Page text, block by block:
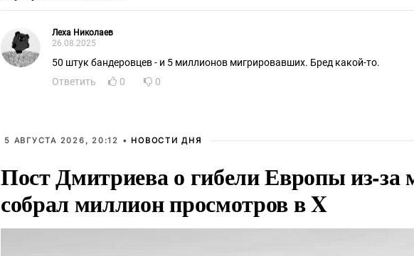
Леха Николаев
26.08.2025
50 штук бандеровцев - и 5 миллионов мигрировавших. Бред какой-то.
Ответить
0 0
5 АВГУСТА 2026, 20:12 • НОВОСТИ ДНЯ
Пост Дмитриева о гибели Европы из-за
собрал миллион просмотров в X